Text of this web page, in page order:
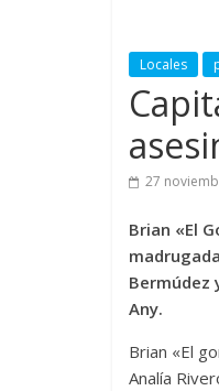
Locales
27
Brian «El
Bermúdez
Any.
Brian «El
Analía